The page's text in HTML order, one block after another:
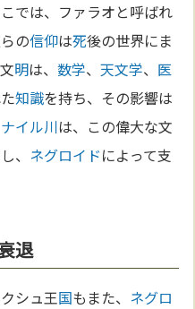
では、ファラオと呼ばれ
の信仰は死後の世界にま
文明は、数学、天文学、 医
知識を持ち、その影響は
ナイル川は、この偉大な文
、 ネグロイドによって支
退
シュ王国もまた、 ネグロ